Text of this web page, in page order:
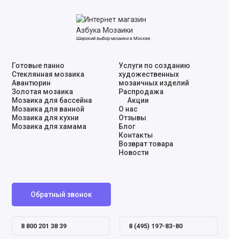
Широкий выбор мозаики в Москве
Готовые панно
Стеклянная мозаика
Авантюрин
Золотая мозаика
Мозаика для бассейна
Мозаика для ванной
Мозаика для кухни
Мозаика для хамама
Услуги по созданию
художественных
мозаичных изделий
Распродажа
Акции
О нас
Отзывы
Блог
Контакты
Возврат товара
Новости
Обратный звонок
8 800 201 38 39 8 (495) 197-83-80